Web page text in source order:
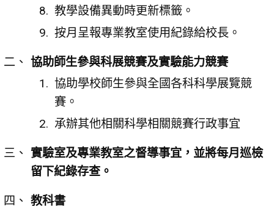
教學設備異動時更新標籤。
按月呈報專業教室使用紀錄給校長。
協助師生參與科展競賽及實驗能力競賽
協助學校師生參與全國各科科學展覽競
賽。
承辦其他相關科學相關競賽行政事宜
實驗室及專業教室之督導事宜，並將每月巡檢
留下紀錄存查。
教科書